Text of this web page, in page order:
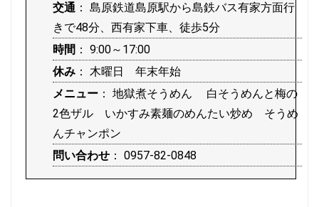
交通 ： 島原鉄道島原駅から島鉄バス有家方面行
きで48分、西有家下車、徒歩5分
時間 ： 9:00～17:00
休み ： 木曜日 年末年始
メニュー ： 地獄煮そうめん 白そうめんと梅の
2色ザル いかすみ素麺のめんたい炒め そうめ
んチャンポン
問い合わせ ： 0957-82-0848